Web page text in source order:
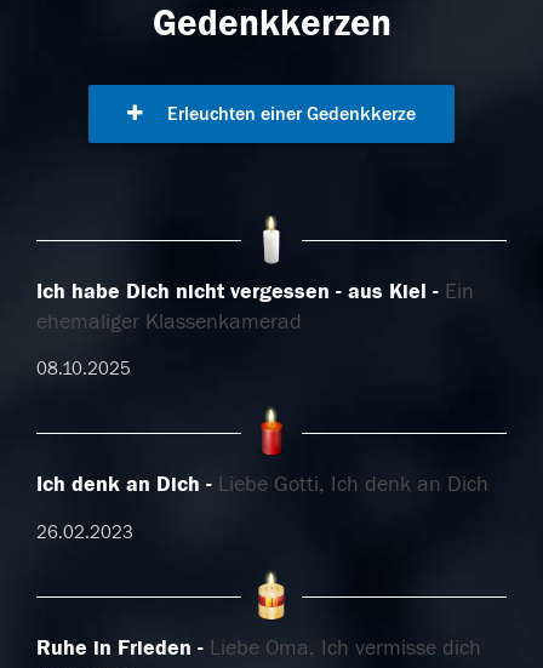
Gedenkkerzen
Erleuchten einer Gedenkkerze
Ich habe Dich nicht vergessen - aus Kiel
Ein
ehemaliger Klassenkamerad
08.10.2025
Ich denk an Dich Liebe Gotti, Ich denk an Dich
26.02.2023
Ruhe in Frieden
Liebe Oma, Ich vermisse dich